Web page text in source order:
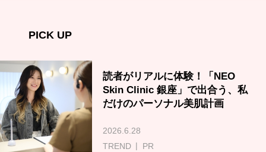
PICK UP
読者がリアルに体験！「NEO
Skin Clinic 銀座」で出合う、私
だけのパーソナル美肌計画
2026.6.28
TREND
PR